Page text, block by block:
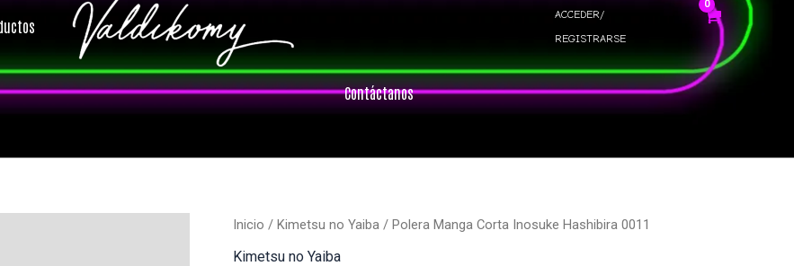
Contáctanos
ACCEDER/
REGISTRARSE
Inicio / Kimetsu no Yaiba / Polera Manga Corta Inosuke Hashibira 0011
Kimetsu no Yaiba